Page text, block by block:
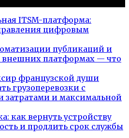
ITSM-платформа:
цифровым
публикаций и
внешних платформах — что
французской души
грузоперевозки с
и максимальной
как вернуть устройству
и продлить срок службы